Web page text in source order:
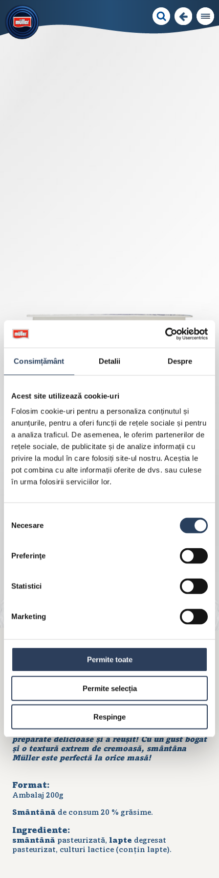
Consimțământ Detalii Despre
Acest site utilizează cookie-uri
Folosim cookie-uri pentru a personaliza conținutul și
anunțurile, pentru a oferi funcții de rețele sociale și pentru
a analiza traficul. De asemenea, le oferim partenerilor de
rețele sociale, de publicitate și de analize informații cu
privire la modul în care folosiți site-ul nostru. Aceștia le
pot combina cu alte informații oferite de dvs. sau culese
în urma folosirii serviciilor lor.
consimțământului
Necesare
Preferinţe
Statistici
Marketing
Permite toate
Permite selecția
Respinge
MÜLLER SMÂNTÂNĂ 20%
GRĂSIME, 200G
Ce este de fapt smântâna? Noi credem că este
laptele care și-a dorit să ajungă lângă alte
preparate delicioase și a reușit! Cu un gust bogat
și o textură extrem de cremoasă, smântâna
Müller este perfectă la orice masă!
Format:
Ambalaj 200g
Smântână de consum 20 % grăsime.
Ingrediente:
smântână pasteurizată, lapte degresat
pasteurizat, culturi lactice (conțin lapte).